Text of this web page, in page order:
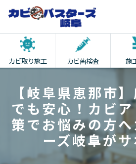
カビ取り施工 カビ菌検査 施
【岐阜県恵那市
でも安心！カビ
策でお悩みの方
ーズ岐阜が